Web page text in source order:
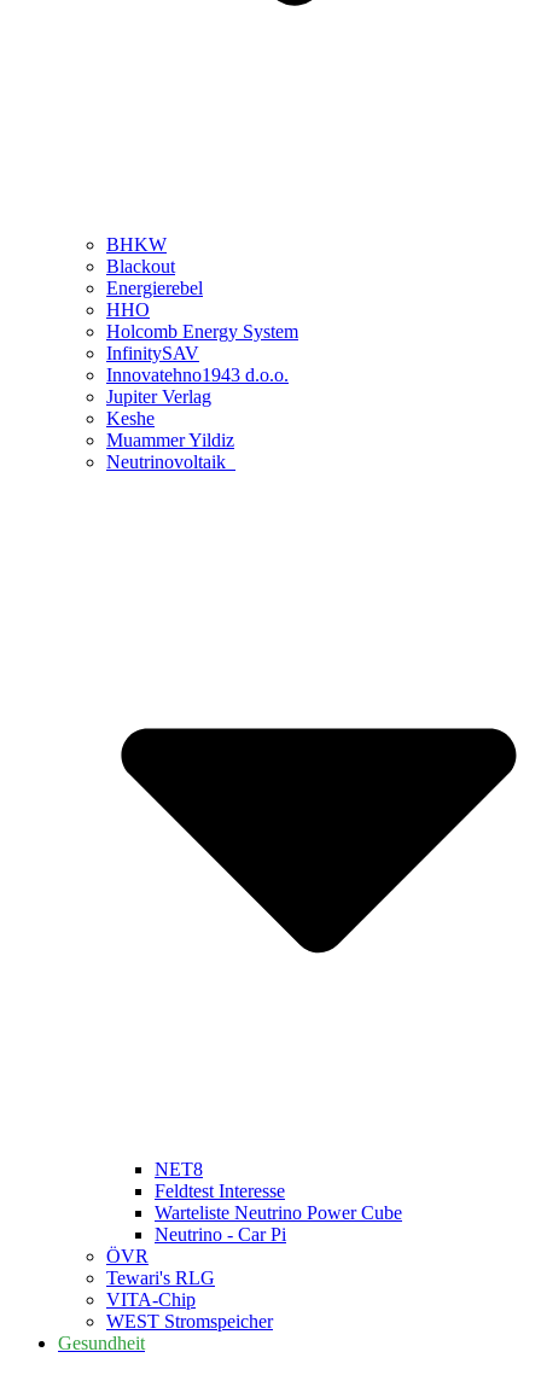
BHKW
Blackout
Energierebel
HHO
Holcomb Energy System
InfinitySAV
Innovatehno1943 d.o.o.
Jupiter Verlag
Keshe
Muammer Yildiz
Neutrinovoltaik
NET8
Feldtest Interesse
Warteliste Neutrino Power Cube
Neutrino - Car Pi
ÖVR
Tewari's RLG
VITA-Chip
WEST Stromspeicher
Gesundheit